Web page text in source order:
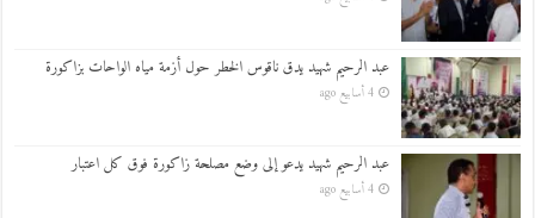
عبد الرحيم شهيد يدق ناقوس الخطر حول أزمة مياه الواحات بزاكورة
4 أسابيع ago
عبد الرحيم شهيد يدعو إلى وضع مصلحة زاكورة فوق كل اعتبار
4 أسابيع ago